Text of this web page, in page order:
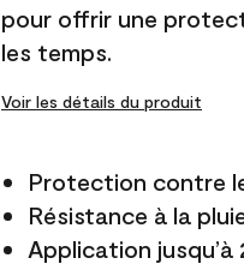
pour offrir une
les temps.
Voir les détails du produit
Protection contre
Résistance à la
Application jusqu’à